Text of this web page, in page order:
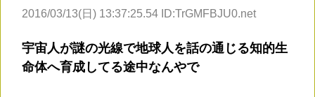
2016/03/13(日) 13:37:25.54 ID:TrGMFBJU0.net
宇宙人が謎の光線で地球人を話の通じる知的生
命体へ育成してる途中なんやで